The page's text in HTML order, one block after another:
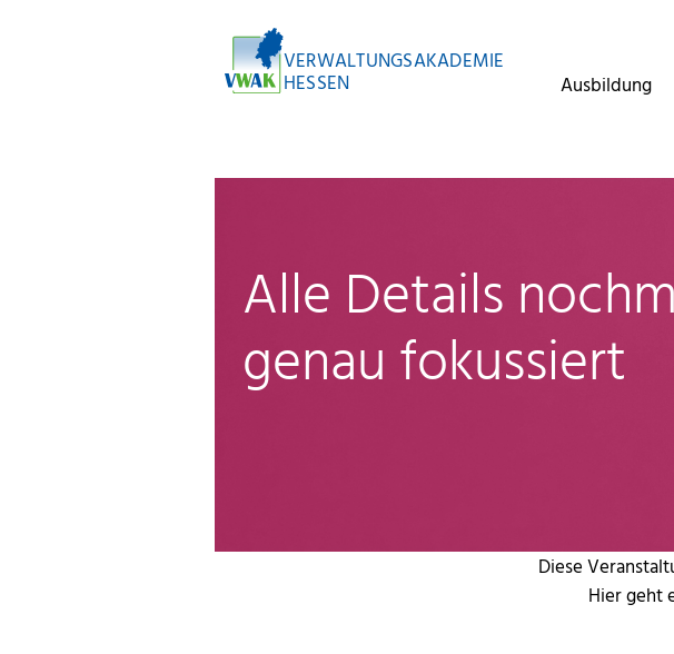
VERWALTUNGSAKADEMIE
HESSEN
Ausbildung
Alle Details
genau fokussiert
Diese
Hier geht